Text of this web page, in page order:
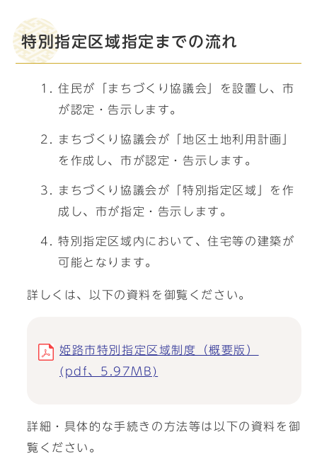
特別指定区域指定までの流れ
住民が「まちづくり協議会」を設置し、市
が認定・告示します。
まちづくり協議会が「地区土地利用計画」
を作成し、市が認定・告示します。
まちづくり協議会が「特別指定区域」を作
成し、市が指定・告示します。
特別指定区域内において、住宅等の建築が
可能となります。
詳しくは、以下の資料を御覧ください。
姫路市特別指定区域制度（概要版）
(pdf、5.97MB)
詳細・具体的な手続きの方法等は以下の資料を御
覧ください。